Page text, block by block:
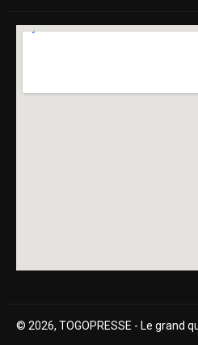
© 2026, TOGOPRESSE - Le grand